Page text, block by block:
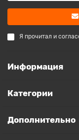
Я прочитал и
Информация
Категории
Дополнительно